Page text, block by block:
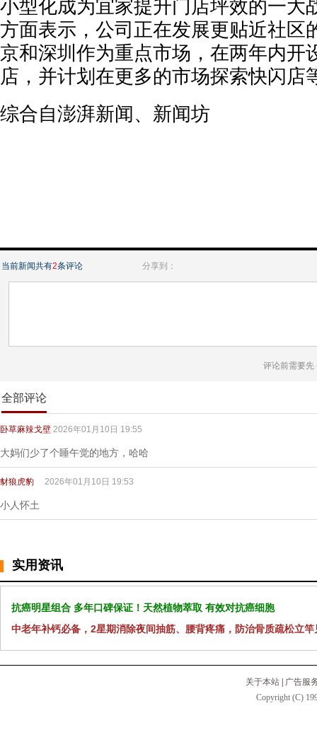
小型化成为宜家提升门店坪效的一大
方面表示，公司正在发展更贴近社区
京和深圳作为重点市场，在两年内开
店，并计划在更多的市场探索快闪店
综合自澎湃新闻、新闻坊
当前新闻共有2条评论 分享到：
评论前需要先
全部评论
卧草麻辣戈壁 2026年01月10日 19:55
大妈们少了个睡午觉的地方，哈哈
豺狼虎豹 2026年01月10日 19:53
小人怀土
实用资讯
抗癌明星组合 多年口碑保证！天然植物萃取 有效对抗癌细胞
中老年补钙必备，2星期消除夜间抽筋、腰背疼痛，防治骨质疏松立竿
关于本站
广告服
Copyright (C)